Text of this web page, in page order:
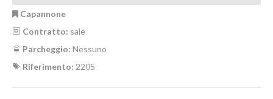
Capannone
Contratto: sale
Parcheggio: Nessuno
Riferimento: 2205